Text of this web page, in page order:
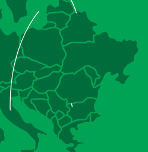
0
,
0
,
7
9
0
,
7
8
9
0
,
7
8
9
0
,